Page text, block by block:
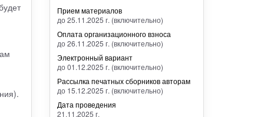
Прием материалов
до 25.11.2025 г. (включительно)
Оплата организационного взноса
до 26.11.2025 г. (включительно)
Электронный вариант
до 01.12.2025 г. (включительно)
Рассылка печатных сборников авторам
до 15.12.2025 г. (включительно)
Дата проведения
21.11.2025 г.